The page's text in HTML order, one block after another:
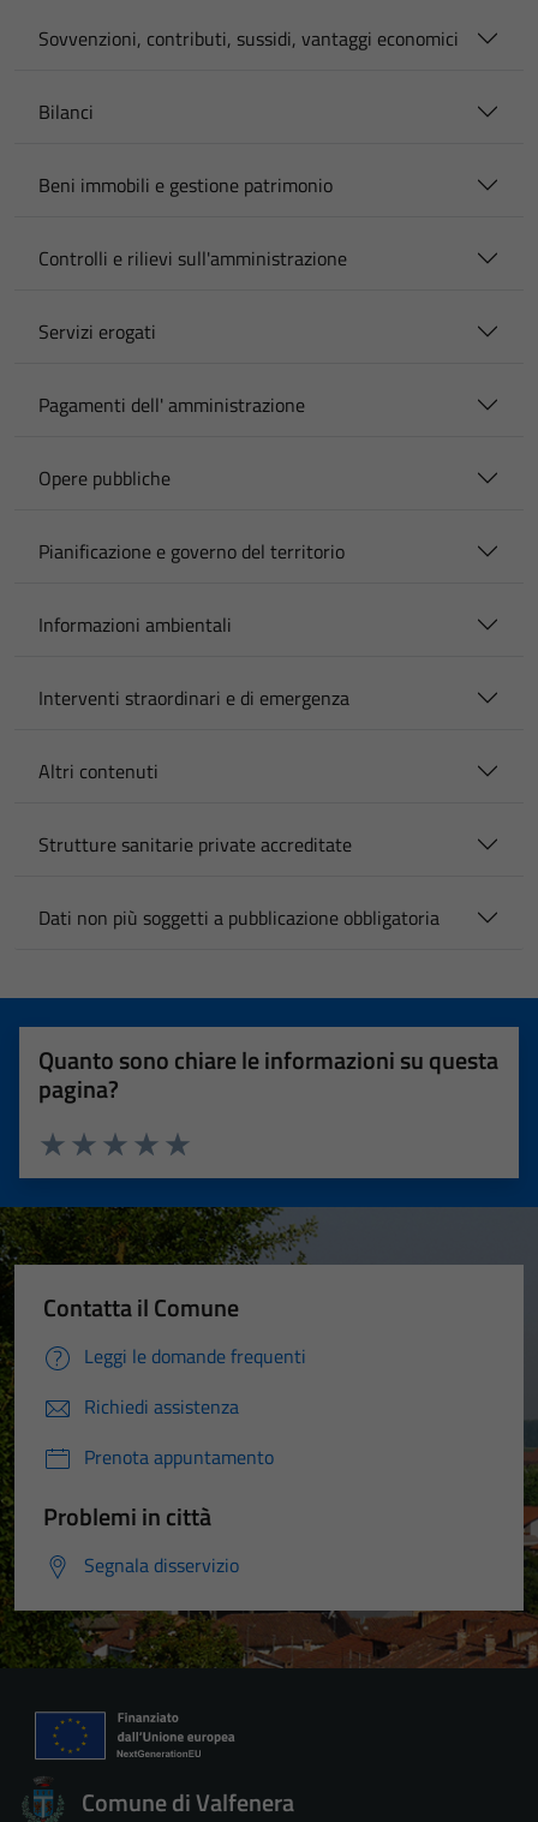
Sovvenzioni, contributi, sussidi, vantaggi economici
Bilanci
Beni immobili e gestione patrimonio
Controlli e rilievi sull'amministrazione
Servizi erogati
Pagamenti dell' amministrazione
Opere pubbliche
Pianificazione e governo del territorio
Informazioni ambientali
Interventi straordinari e di emergenza
Altri contenuti
Strutture sanitarie private accreditate
Dati non più soggetti a pubblicazione obbligatoria
Quanto sono chiare le informazioni su questa
pagina?
Valuta 5 stelle su 5
Valuta 4 stelle su 5
Valuta 3 stelle su 5
Valuta 2 stelle su 5
Valuta 1 stelle su 5
Contatta il Comune
Leggi le domande frequenti
Richiedi assistenza
Prenota appuntamento
Problemi in città
Segnala disservizio
Comune di Valfenera